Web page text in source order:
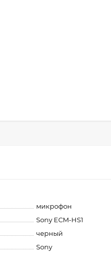
микрофон
Sony ECM-HS1
черный
Sony